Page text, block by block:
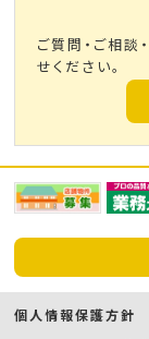
ご質問・ご相談
せください。
個人情報保護方針